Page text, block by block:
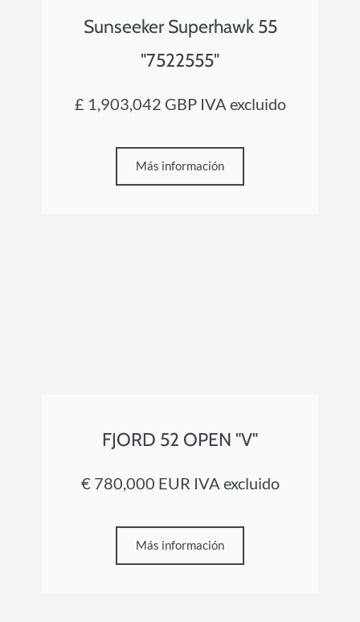
Sunseeker Superhawk 55
"7522555"
£ 1,903,042 GBP IVA excluido
Más información
FJORD 52 OPEN "V"
€ 780,000 EUR IVA excluido
Más información